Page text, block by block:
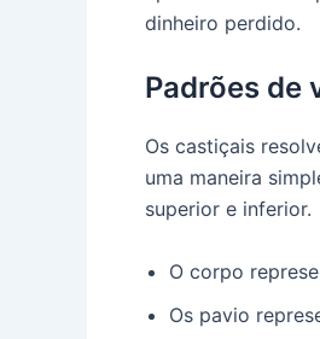
dinheiro perdido.
Padrões de
Os castiçais
uma maneira
superior e inferior.
O corpo
Os pavio